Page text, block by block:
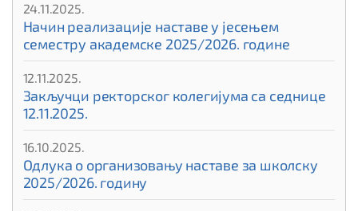
24.11.2025.
Начин реализације наставе у јесењем
семестру академске 2025/2026. године
12.11.2025.
Закључци ректорског колегијума са седнице
12.11.2025.
16.10.2025.
Одлука о организовању наставе за школску
2025/2026. годину